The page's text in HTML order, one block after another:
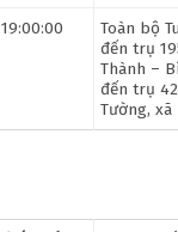
Toàn bộ
đến trụ
Thành –
đến trụ
Tường, xã